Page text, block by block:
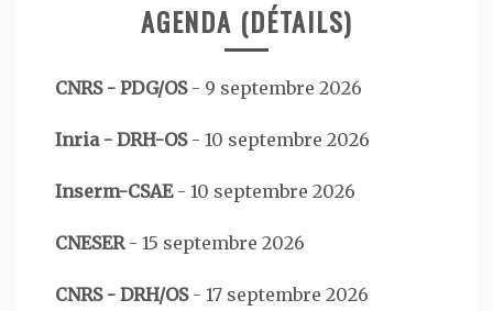
AGENDA (DÉTAILS)
CNRS - PDG/OS- 9 septembre 2026
Inria - DRH-OS- 10 septembre 2026
Inserm-CSAE- 10 septembre 2026
CNESER- 15 septembre 2026
CNRS - DRH/OS- 17 septembre 2026